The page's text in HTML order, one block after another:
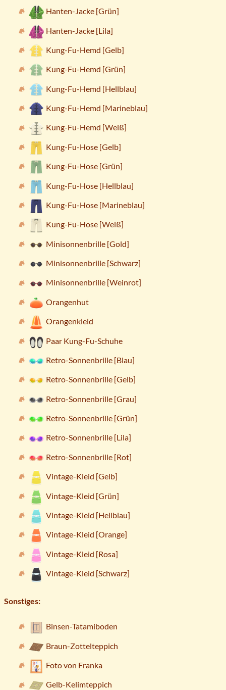
Hanten-Jacke [Grün]
Hanten-Jacke [Lila]
Kung-Fu-Hemd [Gelb]
Kung-Fu-Hemd [Grün]
Kung-Fu-Hemd [Hellblau]
Kung-Fu-Hemd [Marineblau]
Kung-Fu-Hemd [Weiß]
Kung-Fu-Hose [Gelb]
Kung-Fu-Hose [Grün]
Kung-Fu-Hose [Hellblau]
Kung-Fu-Hose [Marineblau]
Kung-Fu-Hose [Weiß]
Minisonnenbrille [Gold]
Minisonnenbrille [Schwarz]
Minisonnenbrille [Weinrot]
Orangenhut
Orangenkleid
Paar Kung-Fu-Schuhe
Retro-Sonnenbrille [Blau]
Retro-Sonnenbrille [Gelb]
Retro-Sonnenbrille [Grau]
Retro-Sonnenbrille [Grün]
Retro-Sonnenbrille [Lila]
Retro-Sonnenbrille [Rot]
Vintage-Kleid [Gelb]
Vintage-Kleid [Grün]
Vintage-Kleid [Hellblau]
Vintage-Kleid [Orange]
Vintage-Kleid [Rosa]
Vintage-Kleid [Schwarz]
Sonstiges:
Binsen-Tatamiboden
Braun-Zottelteppich
Foto von Franka
Gelb-Kelimteppich